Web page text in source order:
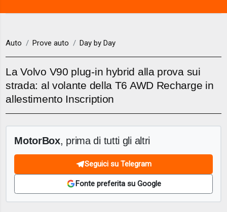
Auto Prove auto Day by Day
La Volvo V90 plug-in hybrid alla prova sui
strada: al volante della T6 AWD Recharge in
allestimento Inscription
MotorBox, prima di tutti gli altri
Seguici su Telegram
Fonte preferita su Google